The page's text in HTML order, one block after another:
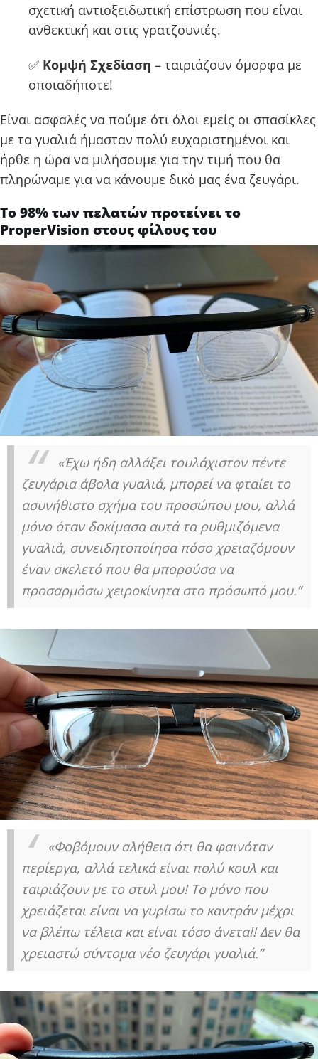
σχετική αντιοξειδωτική επίστρωση που είναι
ανθεκτική και στις γρατζουνιές.
✅ Κομψή Σχεδίαση – ταιριάζουν όμορφα με
οποιαδήποτε!
Είναι ασφαλές να πούμε ότι όλοι εμείς οι σπασίκλες
με τα γυαλιά ήμασταν πολύ ευχαριστημένοι και
ήρθε η ώρα να μιλήσουμε για την τιμή που θα
πληρώναμε για να κάνουμε δικό μας ένα ζευγάρι.
Το 98% των πελατών προτείνει το
ProperVision στους φίλους του
«Έχω ήδη αλλάξει τουλάχιστον πέντε
ζευγάρια άβολα γυαλιά, μπορεί να φταίει το
ασυνήθιστο σχήμα του προσώπου μου, αλλά
μόνο όταν δοκίμασα αυτά τα ρυθμιζόμενα
γυαλιά, συνειδητοποίησα πόσο χρειαζόμουν
έναν σκελετό που θα μπορούσα να
προσαρμόσω χειροκίνητα στο πρόσωπό μου.”
«Φοβόμουν αλήθεια ότι θα φαινόταν
περίεργα, αλλά τελικά είναι πολύ κουλ και
ταιριάζουν με το στυλ μου! Το μόνο που
χρειάζεται είναι να γυρίσω το καντράν μέχρι
να βλέπω τέλεια και είναι τόσο άνετα!! Δεν θα
χρειαστώ σύντομα νέο ζευγάρι γυαλιά.”